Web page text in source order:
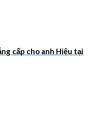
cấp cho anh Hiệu tại